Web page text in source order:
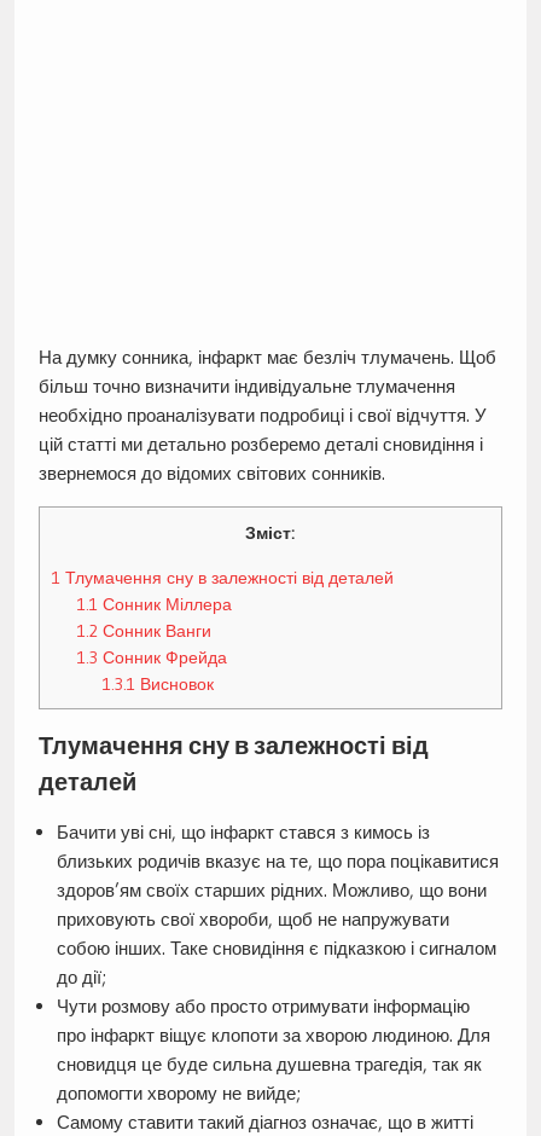
На думку сонника, інфаркт має безліч тлумачень. Щоб
більш точно визначити індивідуальне тлумачення
необхідно проаналізувати подробиці і свої відчуття. У
цій статті ми детально розберемо деталі сновидіння і
звернемося до відомих світових сонників.
Зміст:
1 Тлумачення сну в залежності від деталей
1.1 Сонник Міллера
1.2 Сонник Ванги
1.3 Сонник Фрейда
1.3.1 Висновок
Тлумачення сну в залежності від
деталей
Бачити уві сні, що інфаркт стався з кимось із
близьких родичів вказує на те, що пора поцікавитися
здоров’ям своїх старших рідних. Можливо, що вони
приховують свої хвороби, щоб не напружувати
собою інших. Таке сновидіння є підказкою і сигналом
до дії;
Чути розмову або просто отримувати інформацію
про інфаркт віщує клопоти за хворою людиною. Для
сновидця це буде сильна душевна трагедія, так як
допомогти хворому не вийде;
Самому ставити такий діагноз означає, що в житті